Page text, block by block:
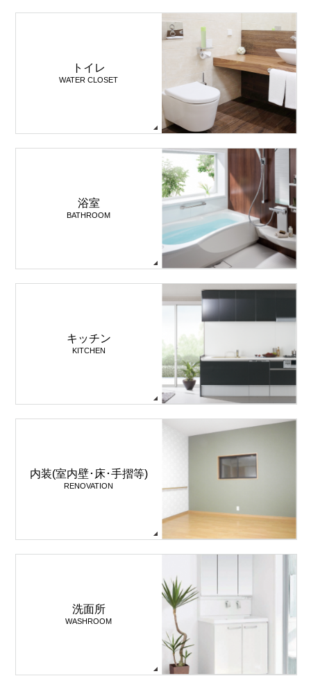
トイレ
WATER CLOSET
浴室
BATHROOM
キッチン
KITCHEN
内装(室内壁･床･手摺等)
RENOVATION
洗面所
WASHROOM